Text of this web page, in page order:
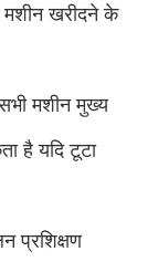
खरीदने के
मशीन मुख्य
है यदि टूटा
प्रशिक्षण